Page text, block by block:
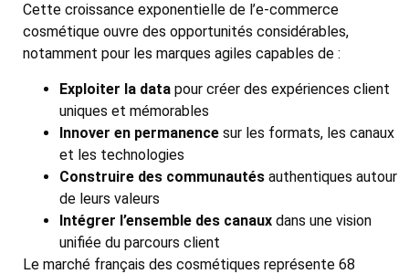
Cette croissance exponentielle de l’e-commerce
cosmétique ouvre des opportunités considérables,
notamment pour les marques agiles capables de :
Exploiter la data pour créer des expériences client
uniques et mémorables
Innover en permanence sur les formats, les canaux
et les technologies
Construire des communautés authentiques autour
de leurs valeurs
Intégrer l’ensemble des canaux dans une vision
unifiée du parcours client
Le marché français des cosmétiques représente 68